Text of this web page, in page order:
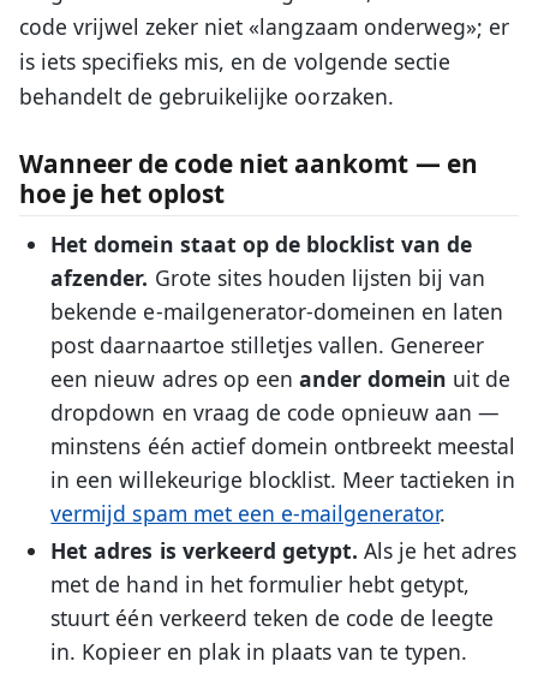
code vrijwel zeker niet «langzaam onderweg»; er
is iets specifieks mis, en de volgende sectie
behandelt de gebruikelijke oorzaken.
Wanneer de code niet aankomt — en
hoe je het oplost
Het domein staat op de blocklist van de
afzender. Grote sites houden lijsten bij van
bekende e-mailgenerator-domeinen en laten
post daarnaartoe stilletjes vallen. Genereer
een nieuw adres op een ander domein uit de
dropdown en vraag de code opnieuw aan —
minstens één actief domein ontbreekt meestal
in een willekeurige blocklist. Meer tactieken in
vermijd spam met een e-mailgenerator.
Het adres is verkeerd getypt. Als je het adres
met de hand in het formulier hebt getypt,
stuurt één verkeerd teken de code de leegte
in. Kopieer en plak in plaats van te typen.